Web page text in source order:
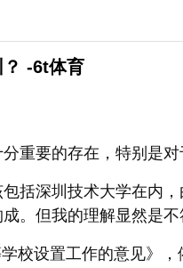
？ -6t体育
重要的存在，特别是
括深圳技术大学在内
。但我的理解显然是不
校设置工作的意见》